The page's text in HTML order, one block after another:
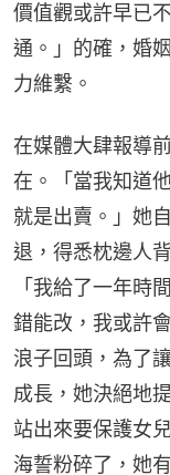
價值觀或許早已
通。」的確，婚
力維繫。
在媒體大肆報導
在。「當我知道
就是出賣。」她
退，得悉枕邊人
「我給了一年時
錯能改，我或許
浪子回頭，為了
成長，她決絕地
站出來要保護女
海誓粉碎了，她